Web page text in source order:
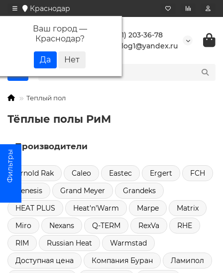
Краснодар
Ваш город —
Краснодар?
+7 (861) 203-36-78
buranlog1@yandex.ru
Теплый пол
Тёплые полы РиМ
Производители
Arnold Rak Caleo Eastec Ergert
FCH
Genesis
Grand Meyer
Grandeks
HEAT PLUS
Heat'n'Warm Marpe
Matrix
Miro
Nexans Q-TERM RexVa
RHE
RIM
Russian Heat
Warmstad
Доступная цена
Компания Буран
Ламипол